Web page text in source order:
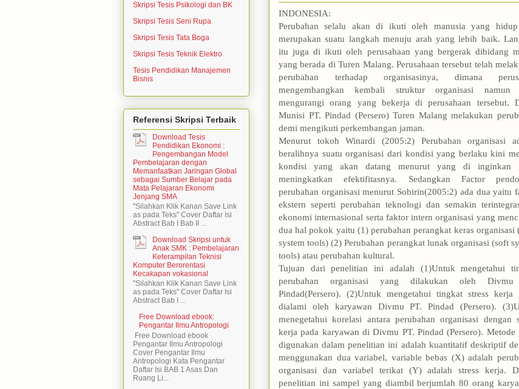
INDONESIA:
Perubahan selalu akan di ikuti oleh manusia yang
merupakan suatu langkah menuju arah yang lebih baik.
itu juga di ikuti oleh perusahaan yang bergerak dibidang
yang berada di Turen Malang. Perusahaan tersebut telah
perubahan terhadap organisasinya, dimana
mengembangkan kembali struktur organisasi namun
mengurangi orang yang bekerja di perusahaan tersebut.
Munisi PT. Pindad (Persero) Turen Malang melakukan
demi mengikuti perkembangan jaman.
Menurut tokoh Winardi (2005:2) Perubahan organisasi
beralihnya suatu organisasi dari kondisi yang berlaku kini
kondisi yang akan datang menurut yang di inginkan
meningkatkan efektifitasnya. Sedangkan Factor
perubahan organisasi menurut Sobirin(2005:2) ada dua yaitu
ekstern seperti perubahan teknologi dan semakin
ekonomi internasional serta faktor intern organisasi yang
dua hal pokok yaitu (1) perubahan perangkat keras organisasi
system tools) (2) Perubahan perangkat lunak organisasi (soft
tools) atau perubahan kultural.
Tujuan dari penelitian ini adalah (1)Untuk mengetahui
perubahan organisasi yang dilakukan oleh Divmu
Pindad(Persero). (2)Untuk mengetahui tingkat stress kerja
dialami oleh karyawan Divmu PT. Pindad (Persero).
menegetahui korelasi antara perubahan organisasi dengan
kerja pada karyawan di Divmu PT. Pindad (Persero). Metode
digunakan dalam penelitian ini adalah kuantitatif deskriptif
menggunakan dua variabel, variable bebas (X) adalah
organisasi dan variabel terikat (Y) adalah stress kerja.
penelitian ini sampel yang diambil berjumlah 80 orang
Skripsi Tesis Psikologi dan BK
Skripsi Tesis Seni Rupa
Skripsi Tesis Tata Boga
Skripsi Tesis Teknik Elektro
Tesis Pendidikan Manajemen
Bisnis
Referensi Skripsi Terbaik
Download Tesis
Pendidikan Ekonomi :
Pengembangan Model
Pembelajaran dengan
Memanfaatkan Jaringan Global
sebagai Sumber Belajar pada
Mata Pelajaran Ekonomi
Jenjang SMA
"Silahkan Klik Kanan Save Link
as pada Teks" Cover Daftar Isi
Abstract Bab I Bab II ...
Download Skripsi untuk
Anak SMK : Pembelajaran
Keterampilan Teknisi
Komputer Berorentasi
Kecakapan vokasional
"Silahkan Klik Kanan Save Link
as pada Teks" Cover Daftar Isi
Abstract Bab I ...
Free Download ebook:
Pengantar Ilmu Antropologi
Free Download ebook
Pengantar Ilmu Antropologi
Cover Pengantar Ilmu
Antropologi Kata Pengantar
Daftar Isi BAB 1 Asas Dan
Ruang Li...